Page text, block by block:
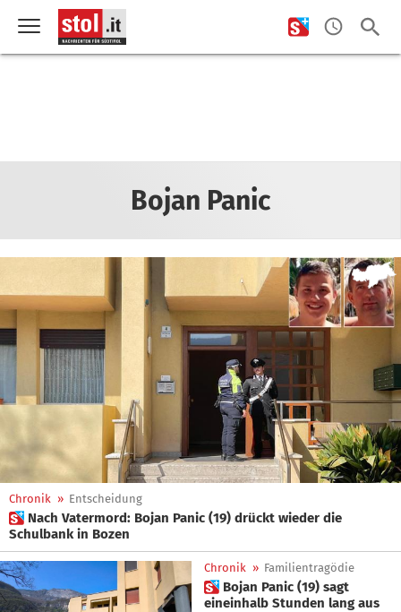
Bojan Panic
Chronik » Entscheidung
 Nach Vatermord: Bojan Panic (19) drückt wieder die
Schulbank in Bozen
Chronik » Familientragödie
 Bojan Panic (19) sagt
eineinhalb Stunden lang aus